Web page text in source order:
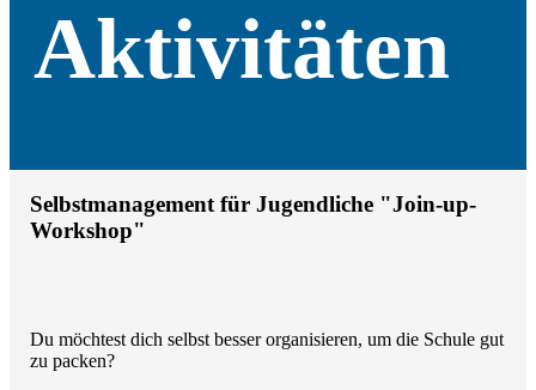
Aktivitäten
Selbstmanagement für Jugendliche "Join-up-
Workshop"
Du möchtest dich selbst besser organisieren, um die Schule gut
zu packen?